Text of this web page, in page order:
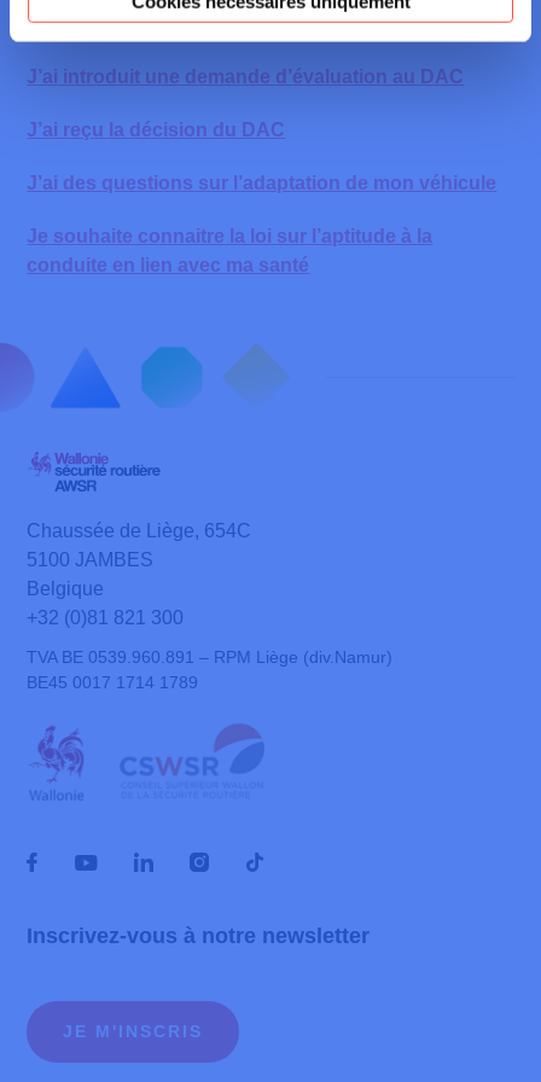
dac@awsr.be
formulaire
de contact
DAC
J’ai introduit une demande d’évaluation au DAC
J’ai reçu la décision du DAC
J’ai des questions sur l’adaptation de mon véhicule
Je souhaite connaitre la loi sur l’aptitude à la
conduite en lien avec ma santé
Chaussée de Liège, 654C
5100 JAMBES
Belgique
+32 (0)81 821 300
TVA BE 0539.960.891 – RPM Liège (div.Namur)
BE45 0017 1714 1789
Inscrivez-vous à notre newsletter
JE M'INSCRIS